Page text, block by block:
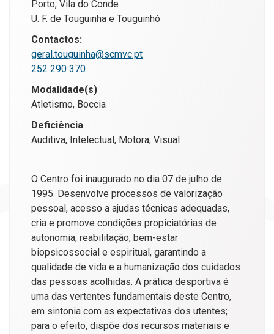
Porto, Vila do Conde
U. F. de Touguinha e Touguinhó
Contactos:
geral.touguinha@scmvc.pt
252 290 370
Modalidade(s)
Atletismo, Boccia
Deficiência
Auditiva, Intelectual, Motora, Visual
O Centro foi inaugurado no dia 07 de julho de
1995. Desenvolve processos de valorização
pessoal, acesso a ajudas técnicas adequadas,
cria e promove condições propiciatórias de
autonomia, reabilitação, bem-estar
biopsicossocial e espiritual, garantindo a
qualidade de vida e a humanização dos cuidados
das pessoas acolhidas. A prática desportiva é
uma das vertentes fundamentais deste Centro,
em sintonia com as expectativas dos utentes;
para o efeito, dispõe dos recursos materiais e